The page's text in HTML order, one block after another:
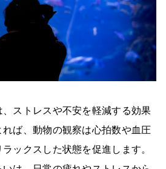
ストレスや不安を軽減する効果
ば、動物の観察は心拍数や血圧
ックスした状態を促進します。